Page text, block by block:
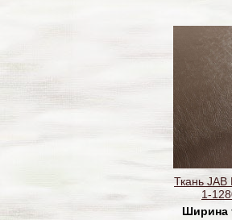
Ткань JAB
1-
Ширина